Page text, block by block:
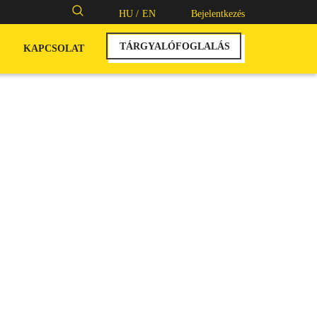
Keresés: HU / EN Bejelentkezés
KAPCSOLAT TÁRGYALÓFOGLALÁS